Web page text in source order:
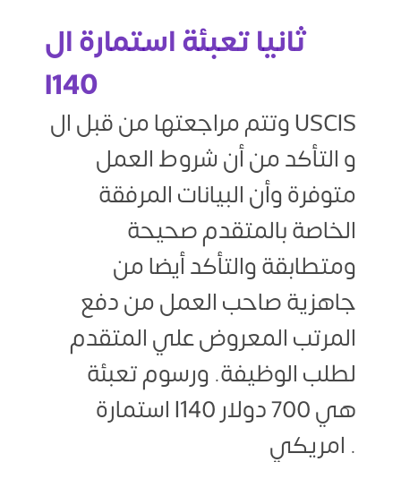
ثانيا تعبئة استمارة ال
I140
وتتم مراجعتها من قبل ال USCIS
و التأكد من أن شروط العمل
متوفرة وأن البيانات المرفقة
الخاصة بالمتقدم صحيحة
ومتطابقة والتأكد أيضا من
جاهزية صاحب العمل من دفع
المرتب المعروض علي المتقدم
لطلب الوظيفة. ورسوم تعبئة
استمارة I140 هي 700 دولار
امريكي .